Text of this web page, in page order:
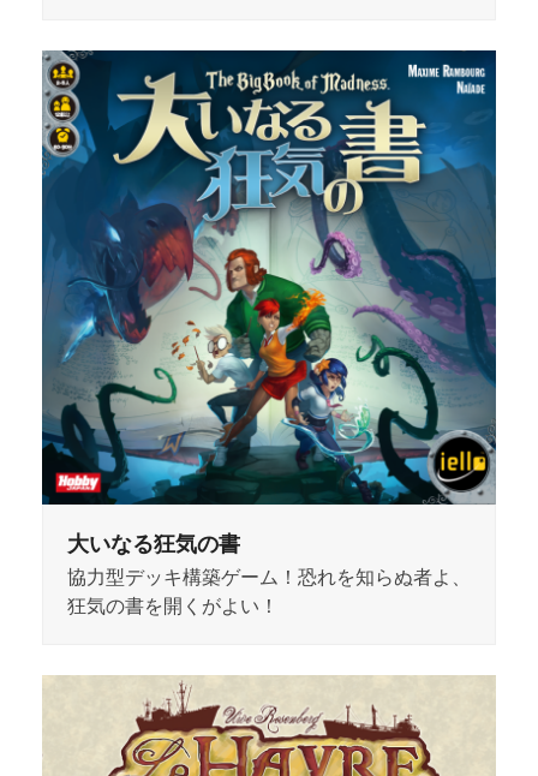
大いなる狂気の書
協力型デッキ構築ゲーム！恐れを知らぬ者よ、
狂気の書を開くがよい！